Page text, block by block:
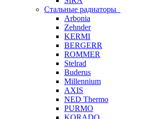
Стальные радиаторы
Arbonia
Zehnder
KERMI
BERGERR
ROMMER
Stelrad
Buderus
Millennium
AXIS
NED Thermo
PURMO
KORADO